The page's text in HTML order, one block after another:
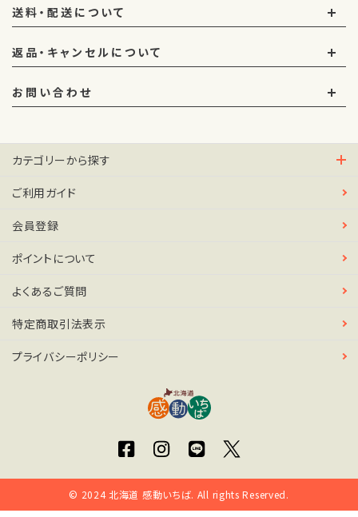
送料・配送について
返品・キャンセルについて
お問い合わせ
カテゴリーから探す
ご利用ガイド
会員登録
ポイントについて
よくあるご質問
特定商取引法表示
プライバシーポリシー
© 2024 北海道 感動いちば. All rights Reserved.